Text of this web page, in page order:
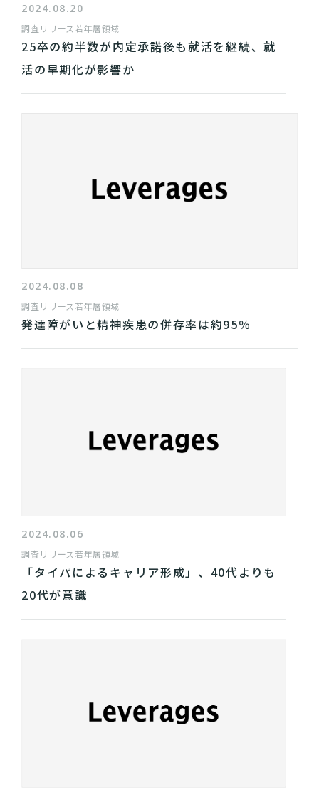
2024.08.20
調査リリース 若年層領域
25卒の約半数が内定承諾後も就活を継続、就
活の早期化が影響か
2024.08.08
調査リリース 若年層領域
発達障がいと精神疾患の併存率は約95％
2024.08.06
調査リリース 若年層領域
「タイパによるキャリア形成」、40代よりも
20代が意識